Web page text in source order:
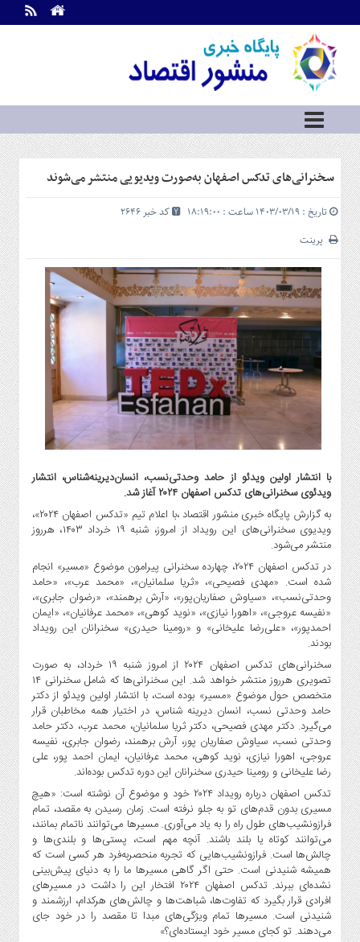
اطلاعات
تماس
ما
درباره
ما
سرویس
ها
بازار
سرمایه
و
بورس
مسکن
و
شهری
گاز
و
پتروشیمی
و
خودرو
استارت
آپ
و
فن
آوری
بانک
،
بیمه
و
ارز
دیجیتال
کشاورزی
و
صنایع
غذایی
سیاسی
و
بین
الملل
نگاه
روز
گوناگون
سخنرانی‌های تدکس اصفهان به‌صورت ویدیویی منتشر می‌شوند
تاریخ : ۱۴۰۳/۰۳/۱۹ ساعت : ۱۸:۱۹:۰۰
کد خبر 2646
پرینت
با انتشار اولین ویدئو از حامد وحدتی‌نسب، انسان‌دیرینه‌شناس، انتشار
ویدئوی سخنرانی‌های تدکس اصفهان ۲۰۲۴ آغاز شد.
به گزارش پایگاه خبری منشور اقتصاد ،با اعلام تیم «تدکس اصفهان ۲۰۲۴»،
ویدیوی سخنرانی‌های این رویداد از امروز، شنبه ۱۹ خرداد ۱۴۰۳، هرروز
منتشر می‌شود.
در تدکس اصفهان ۲۰۲۴، چهارده سخنرانی پیرامون موضوع «مسیر» انجام
شده است. «مهدی فصیحی»، «ثریا سلمانیان»، «محمد عرب»، «حامد
وحدتی‌نسب»، «سیاوش صفاریان‌پور»، «آرش برهمند»، «رضوان جابری»،
«نفیسه عروجی»، «اهورا نیازی»، «نوید کوهی»، «محمد عرفانیان»، «ایمان
احمدپور»، «علی‌رضا علیخانی» و «رومینا حیدری» سخنرانان این رویداد
بودند.
سخنرانی‌های تدکس اصفهان ۲۰۲۴ از امروز شنبه ۱۹ خرداد، به صورت
تصویری هرروز منتشر خواهد شد. این سخنرانی‌ها که شامل سخنرانی ۱۴
متخصص حول موضوع «مسیر» بوده است، با انتشار اولین ویدئو از دکتر
حامد وحدتی نسب، انسان دیرینه شناس، در اختیار همه مخاطبان قرار
می‌گیرد. دکتر مهدی فصیحی، دکتر ثریا سلمانیان، محمد عرب، دکتر حامد
وحدتی نسب، سیاوش صفاریان پور، آرش برهمند، رضوان جابری، نفیسه
عروجی، اهورا نیازی، نوید کوهی، محمد عرفانیان، ایمان احمد پور، علی
رضا علیخانی و رومینا حیدری سخنرانان این دوره تدکس بوده‌اند.
تدکس اصفهان درباره رویداد ۲۰۲۴ خود و موضوع آن نوشته است: «هیچ
مسیری بدون قدم‌های تو به جلو نرفته است. زمان رسیدن به مقصد، تمام
فرازونشیب‌های طول راه را به یاد می‌آوری. مسیرها می‌توانند ناتمام بمانند،
می‌توانند کوتاه یا بلند باشند. آنچه مهم است، پستی‌ها و بلندی‌ها و
چالش‌ها است. فرازونشیب‌هایی که تجربه منحصربه‌فرد هر کسی است که
همیشه شنیدنی است. حتی اگر گاهی مسیرها ما را به دنیای پیش‌بینی
نشده‌ای ببرند. تدکس اصفهان ۲۰۲۴ افتخار این را داشت در مسیرهای
افرادی قرار بگیرد که تفاوت‌ها، شباهت‌ها و چالش‌های هرکدام، ارزشمند و
شنیدنی است. مسیرها تمام ویژگی‌های مبدا تا مقصد را در خود جای
می‌دهند. تو کجای مسیر خود ایستاده‌ای؟»